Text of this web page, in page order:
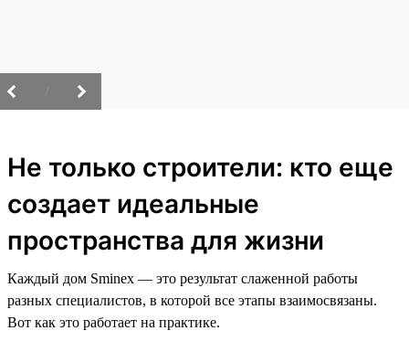
Не только строители: кто еще
создает идеальные
пространства для жизни
Каждый дом Sminex — это результат слаженной работы
разных специалистов, в которой все этапы взаимосвязаны.
Вот как это работает на практике.